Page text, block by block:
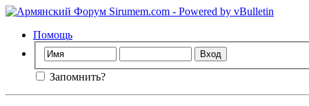
Помощь
Запомнить?